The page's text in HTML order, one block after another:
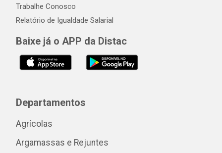
Trabalhe Conosco
Relatório de Igualdade Salarial
Baixe já o APP da Distac
Departamentos
Agrícolas
Argamassas e Rejuntes